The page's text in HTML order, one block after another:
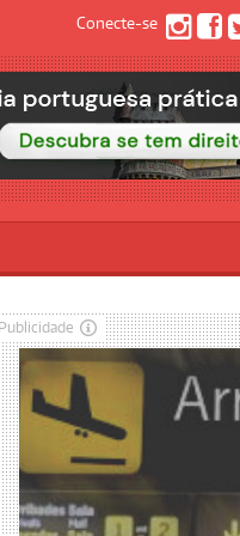
Conecte-se